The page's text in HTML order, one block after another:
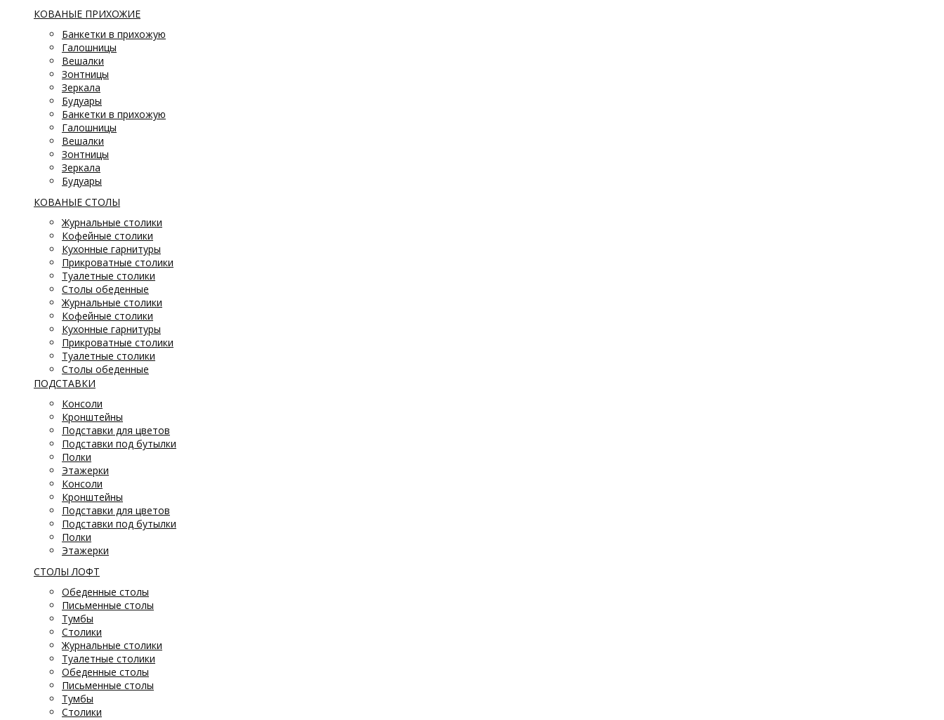
КОВАНЫЕ ПРИХОЖИЕ
Банкетки в прихожую
Галошницы
Вешалки
Зонтницы
Зеркала
Будуары
Банкетки в прихожую
Галошницы
Вешалки
Зонтницы
Зеркала
Будуары
КОВАНЫЕ СТОЛЫ
Журнальные столики
Кофейные столики
Кухонные гарнитуры
Прикроватные столики
Туалетные столики
Столы обеденные
Журнальные столики
Кофейные столики
Кухонные гарнитуры
Прикроватные столики
Туалетные столики
Столы обеденные
ПОДСТАВКИ
Консоли
Кронштейны
Подставки для цветов
Подставки под бутылки
Полки
Этажерки
Консоли
Кронштейны
Подставки для цветов
Подставки под бутылки
Полки
Этажерки
СТОЛЫ ЛОФТ
Обеденные столы
Письменные столы
Тумбы
Столики
Журнальные столики
Туалетные столики
Обеденные столы
Письменные столы
Тумбы
Столики